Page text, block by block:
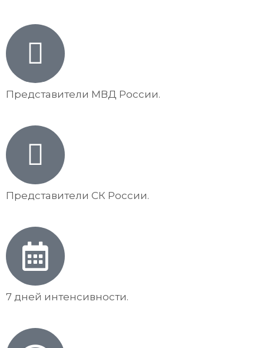
Представители МВД России.
Представители СК России.
7 дней интенсивности.